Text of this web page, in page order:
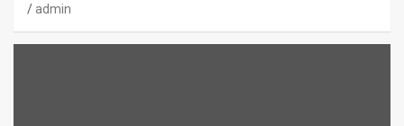
admin